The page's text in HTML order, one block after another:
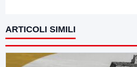
ARTICOLI SIMILI